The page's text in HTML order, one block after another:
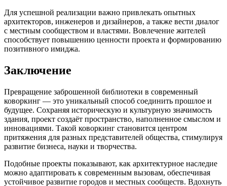
Для успешной реализации важно привлекать опытных
архитекторов, инженеров и дизайнеров, а также вести диалог
с местным сообществом и властями. Вовлечение жителей
способствует повышению ценности проекта и формированию
позитивного имиджа.
Заключение
Превращение заброшенной библиотеки в современный
коворкинг — это уникальный способ соединить прошлое и
будущее. Сохраняя историческую и культурную значимость
здания, проект создаёт пространство, наполненное смыслом и
инновациями. Такой коворкинг становится центром
притяжения для разных представителей общества, стимулируя
развитие бизнеса, науки и творчества.
Подобные проекты показывают, как архитектурное наследие
можно адаптировать к современным вызовам, обеспечивая
устойчивое развитие городов и местных сообществ. Вдохнуть